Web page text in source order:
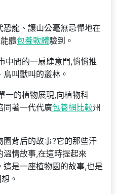
龍、讓山公毫無忌憚地在
體包養軟體驗到。
中間的一扇肆意門,悄悄推
鳥叫獸叫的叢林。
一的植物展現,向植物科
同著一代代廣包養網比較州
背后的故事?它的那些汗
情故事,在這時提起來
這是一座植物園的故事,也是
。